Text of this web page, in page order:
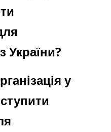
України?
у